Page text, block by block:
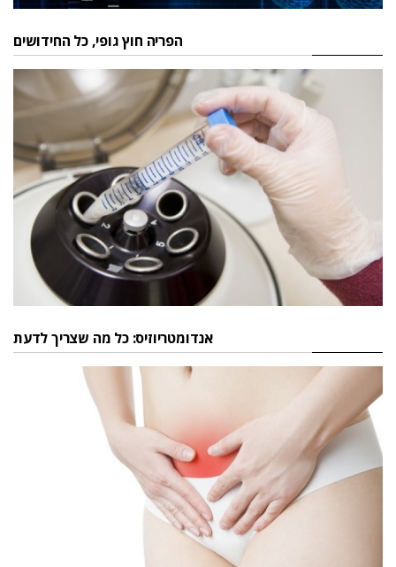
הפריה חוץ גופי, כל החידושים
אנדומטריוזיס: כל מה שצריך לדעת